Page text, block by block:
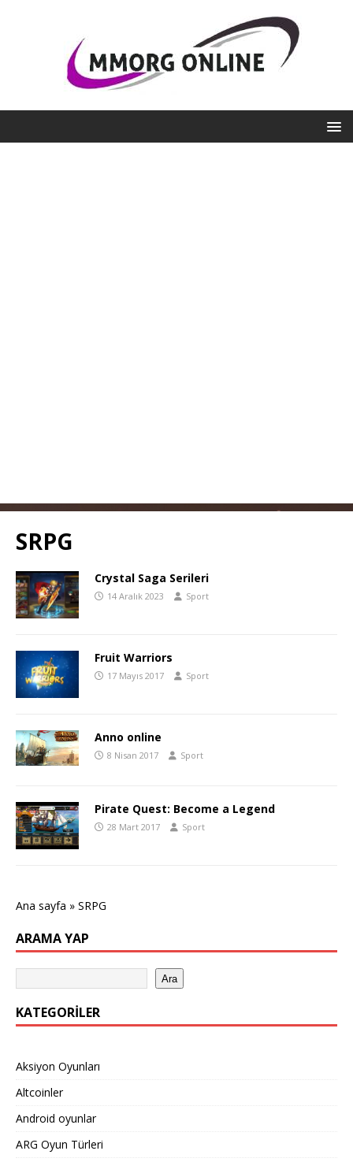
SRPG
Crystal Saga Serileri
14 Aralık 2023 Sport
Fruit Warriors
17 Mayıs 2017 Sport
Anno online
8 Nisan 2017 Sport
Pirate Quest: Become a Legend
28 Mart 2017 Sport
Ana sayfa » SRPG
ARAMA YAP
Ara
KATEGORILER
Aksiyon Oyunları
Altcoinler
Android oyunlar
ARG Oyun Türleri